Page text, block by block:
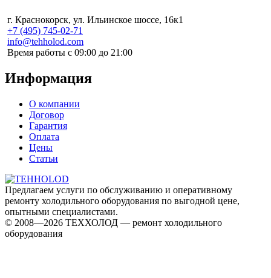
г. Краснокорск, ул. Ильинское шоссе, 16к1
+7 (495) 745-02-71
info@tehholod.com
Время работы с 09:00 до 21:00
Информация
О компании
Договор
Гарантия
Оплата
Цены
Статьи
Предлагаем услуги по обслуживанию и оперативному
ремонту холодильного оборудования по выгодной цене,
опытными специалистами.
© 2008—2026 ТЕХХОЛОД — ремонт холодильного
оборудования